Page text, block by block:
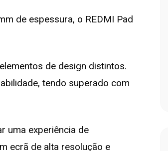
de espessura, o REDMI Pad
de design distintos.
tendo superado com
uma experiência de
ecrã de alta resolução e